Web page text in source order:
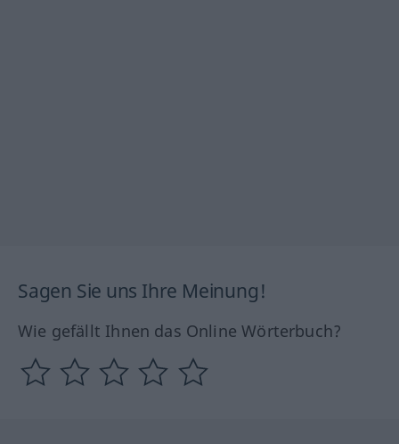
Sagen Sie uns Ihre Meinung!
Wie gefällt Ihnen das Online Wörterbuch?